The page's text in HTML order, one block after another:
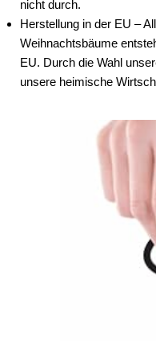
nicht durch.
Herstellung in der EU –
Weihnachtsbäume
EU. Durch die Wahl
unsere heimische